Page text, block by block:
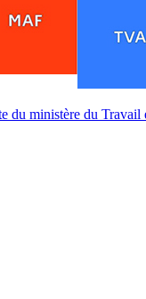
du ministère du Travail